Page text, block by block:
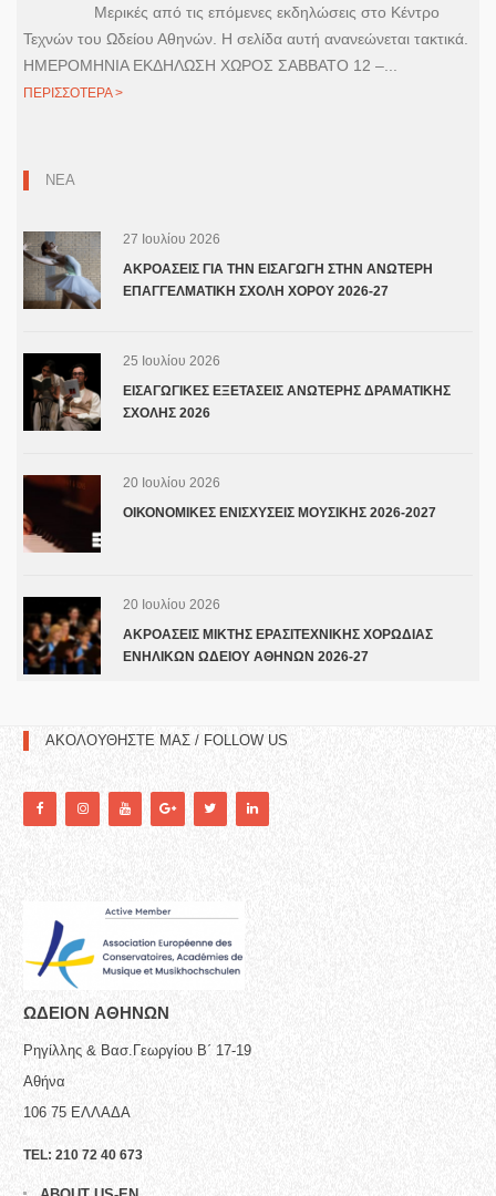
Μερικές από τις επόμενες εκδηλώσεις στο Κέντρο
Τεχνών του Ωδείου Αθηνών. Η σελίδα αυτή ανανεώνεται τακτικά.
ΗΜΕΡΟΜΗΝΙΑ ΕΚΔΗΛΩΣΗ ΧΩΡΟΣ ΣΑΒΒΑΤΟ 12 –...
ΠΕΡΙΣΣΟΤΕΡΑ >
ΝΕΑ
27 Ιουλίου 2026
ΑΚΡΟΑΣΕΙΣ ΓΙΑ ΤΗΝ ΕΙΣΑΓΩΓΗ ΣΤΗΝ ΑΝΩΤΕΡΗ
ΕΠΑΓΓΕΛΜΑΤΙΚΗ ΣΧΟΛΗ ΧΟΡΟΥ 2026-27
25 Ιουλίου 2026
ΕΙΣΑΓΩΓΙΚΕΣ ΕΞΕΤΑΣΕΙΣ ΑΝΩΤΕΡΗΣ ΔΡΑΜΑΤΙΚΗΣ
ΣΧΟΛΗΣ 2026
20 Ιουλίου 2026
ΟΙΚΟΝΟΜΙΚΕΣ ΕΝΙΣΧΥΣΕΙΣ ΜΟΥΣΙΚΗΣ 2026-2027
20 Ιουλίου 2026
ΑΚΡΟΑΣΕΙΣ ΜΙΚΤΗΣ ΕΡΑΣΙΤΕΧΝΙΚΗΣ ΧΟΡΩΔΙΑΣ
ΕΝΗΛΙΚΩΝ ΩΔΕΙΟΥ ΑΘΗΝΩΝ 2026-27
ΑΚΟΛΟΥΘΗΣΤΕ ΜΑΣ / FOLLOW US
ΩΔΕΙΟN ΑΘΗΝΩΝ
Ρηγίλλης & Βασ.Γεωργίου Β΄ 17-19
Αθήνα
106 75 ΕΛΛΑΔΑ
TEL: 210 72 40 673